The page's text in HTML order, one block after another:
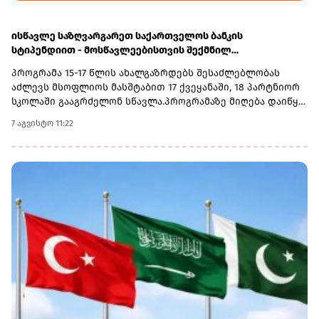
ისწავლე საზღვარგარეთ საქართველოს ბანკის
სტიპენდიით - მოსწავლეებისთვის შექმნილ
პროგრამა 15-17 წლის ახალგაზრდებს შესაძლებლობას
აძლევს მსოფლიოს მასშტაბით 17 ქვეყანაში, 18 პარტნიორ
სკოლაში გააგრძელონ სწავლა.პროგრამაზე მიღება დაიწყო
ეწვიეთ ვებგვერდს. ინფორმაციისთვის, გაერთიანებული
მსოფლიო სკოლები (UWC) წარმოადგენს საერთაშორისო
საგანმანათლებლო მოძრაობას ახალგაზრდებისთვის,
სხვადასხვა ერისა და კულტურის დასაახლოებლად და ამ
გზით შეუწყოს ხელი მშვიდობიანი და მდგრადი მომავლის
შექმნას. UWC მსოფლიოს სხვადასხვა კონტინენტის 18
საერთაშორისო სკოლასა და კოლეჯს აერთიანებს.
პროგრამის ფარგლებში სწავლება მიმდინარეობს 17
სხვადასხვა ქვეყანაში, მათ შორის − კანადაში, აშშ-ში,
ჩინეთში, იაპონიაში, ტაილანდში, გერმანიასა და
იტალიაში.საქართველოს ბანკმა UWC Georgia-სთან
თანამშრომლობა 2025 წელს დაიწყო და უკვე გამოავლინა 2
სტიპენდიატი. საქართველოს ბანკის მხარდაჭერით,
7 აგვისტო 11:22